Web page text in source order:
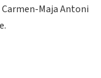
Maja Antoni